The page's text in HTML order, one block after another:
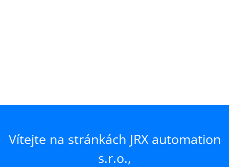
Vítejte na stránkách JRX automation
s.r.o.,